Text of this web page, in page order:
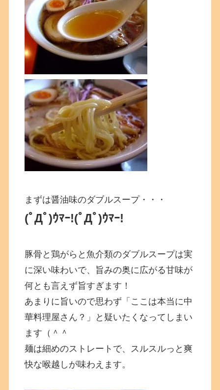
まずは醤油味のダブルスープ・・・
(ﾟДﾟ)ｳﾏｰ!(ﾟДﾟ)ｳﾏｰ!
豚骨と鶏がらと魚介類のダブルスープは実
に深い味わいで、旨みの奥に広がる甘味が
何とも言えず旨すぎます！
あまりに旨いので思わず「ここは本当に中
華料理屋さん？」と疑いたくなってしまい
ます（＾＾
麺は細めのストレートで、スルスルっと爽
快な喉越しが味わえます。